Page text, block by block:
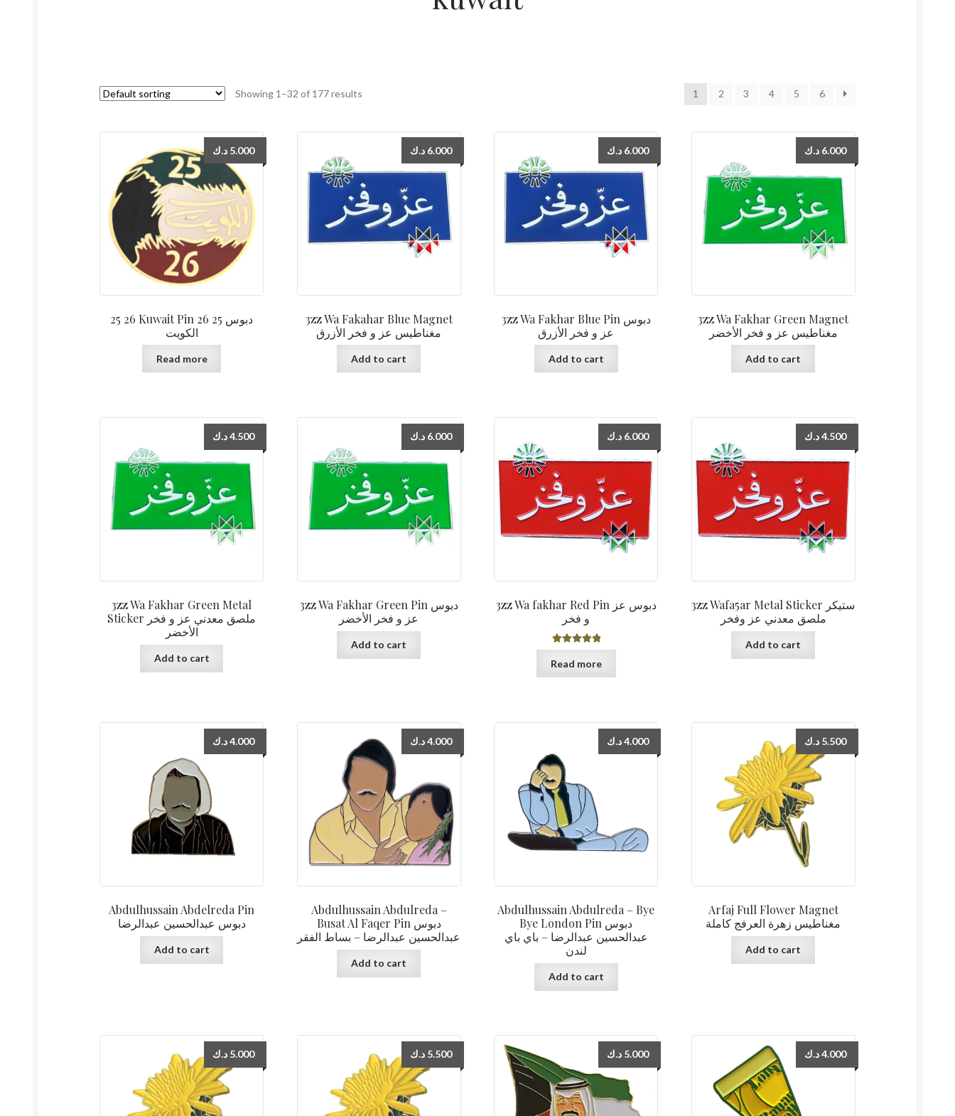
Showing 1–32 of 177 results 1 2 3 4 5 6
25 26 Kuwait Pin دبوس 25 26
الكويت
5.000 د.ك
Read more
3zz Wa Fakahar Blue Magnet
مغناطيس عز و فخر الأزرق
6.000 د.ك
Add to cart
3zz Wa Fakhar Blue Pin دبوس
عز و فخر الأزرق
6.000 د.ك
Add to cart
3zz Wa Fakhar Green Magnet
مغناطيس عز و فخر الأخضر
6.000 د.ك
Add to cart
3zz Wa Fakhar Green Metal
Sticker ملصق معدني عز و فخر
الأخضر
4.500د.ك
Add to cart
3zz Wa Fakhar Green Pin دبوس
عز و فخر الأخضر
6.000 د.ك
Add to cart
3zz Wa fakhar Red Pin دبوس عز
و فخر
Rated5.00
out of 5
6.000 د.ك
Read more
3zz Wafa5ar Metal Sticker ستيكر
ملصق معدني عز وفخر
4.500د.ك
Add to cart
Abdulhussain Abdelreda Pin
دبوس عبدالحسين عبدالرضا
4.000د.ك
Add to cart
Abdulhussain Abdulreda –
Busat Al Faqer Pin دبوس
عبدالحسين عبدالرضا – بساط الفقر
4.000د.ك
Add to cart
Abdulhussain Abdulreda – Bye
Bye London Pin دبوس
عبدالحسين عبدالرضا – باي باي
لندن
4.000 د.ك
Add to cart
Arfaj Full Flower Magnet
مغناطيس زهرة العرفج كاملة
5.500 د.ك
Add to cart
5.000 د.ك 5.500 د.ك 5.000 د.ك 4.000د.ك